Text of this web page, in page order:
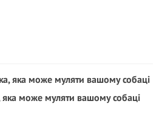
яка може муляти вашому собаці